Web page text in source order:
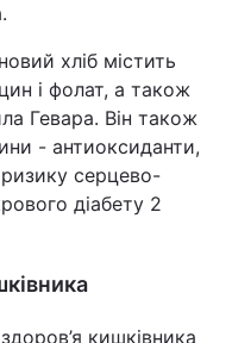
хліб містить
і фолат, а також
Гевара. Він також
- антиоксиданти,
серцево-
діабету 2
кишківника